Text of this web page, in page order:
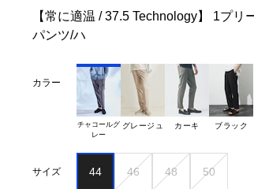
【常に適温 / 37.5 Technology】 1プリ
パンツ/ハ
カラー
チャコールグ グレージュ カーキ ブラック
サイズ 44 46 48 50